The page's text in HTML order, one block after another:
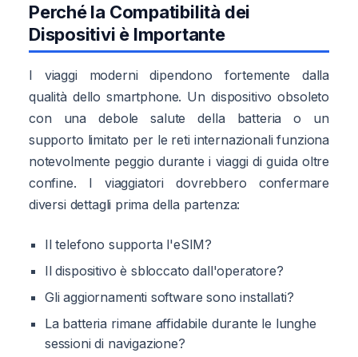
Perché la Compatibilità dei
Dispositivi è Importante
I viaggi moderni dipendono fortemente dalla
qualità dello smartphone. Un dispositivo obsoleto
con una debole salute della batteria o un
supporto limitato per le reti internazionali funziona
notevolmente peggio durante i viaggi di guida oltre
confine. I viaggiatori dovrebbero confermare
diversi dettagli prima della partenza:
Il telefono supporta l'eSIM?
Il dispositivo è sbloccato dall'operatore?
Gli aggiornamenti software sono installati?
La batteria rimane affidabile durante le lunghe
sessioni di navigazione?